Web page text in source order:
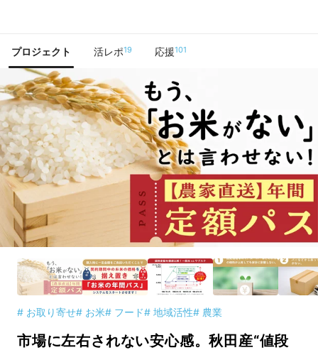
プロジェクト 活レポ19 応援101
# お取り寄せ# お米# フード# 地域活性# 農業
市場に左右されない安心感。秋田産“値段